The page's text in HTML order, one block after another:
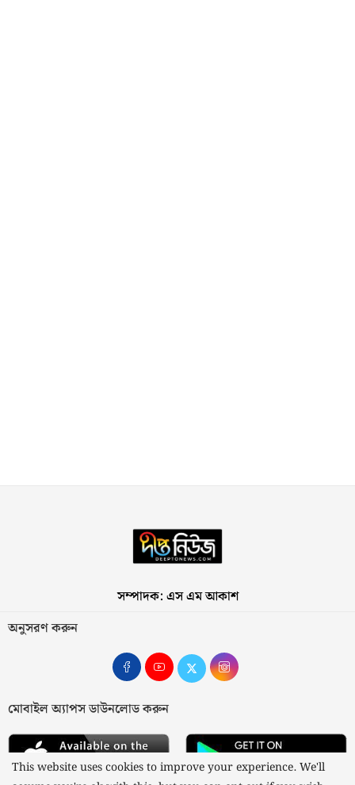
সম্পাদক: এস এম আকাশ
অনুসরণ করুন
মোবাইল অ্যাপস ডাউনলোড করুন
This website uses cookies to improve your experience. We'll